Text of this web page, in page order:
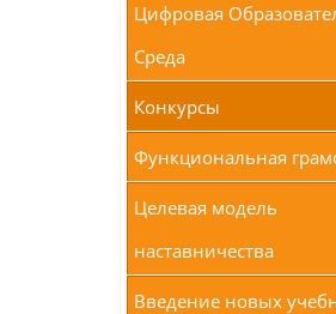
Цифровая
Среда
Конкурсы
Функциональная
Целевая модель
наставничества
Введение новых